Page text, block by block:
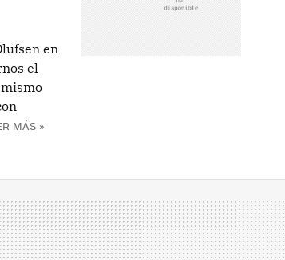
en
el
MÁS »